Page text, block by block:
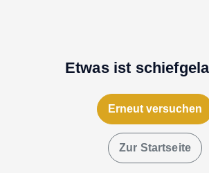
Etwas ist
Erneut versuchen
Zur Startseite